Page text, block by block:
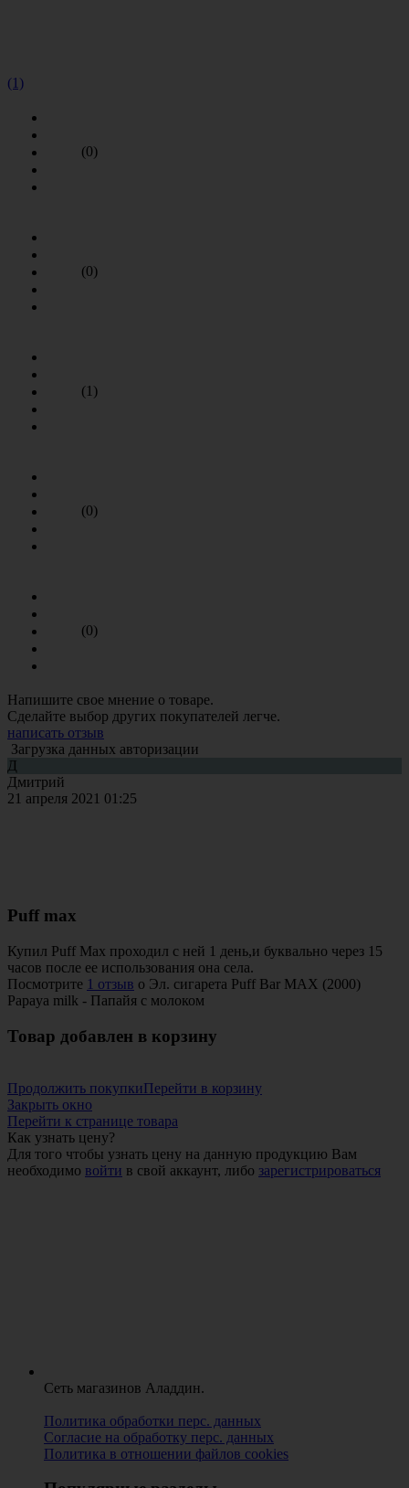
(1)
(0)
(0)
(1)
(0)
(0)
Напишите свое мнение о товаре.
Сделайте выбор других покупателей легче.
написать отзыв
Загрузка данных авторизации
Д
Дмитрий
21 апреля 2021 01:25
Puff max
Купил Puff Max проходил с ней 1 день,и буквально через 15
часов после ее использования она села.
Посмотрите 1 отзыв о Эл. сигарета Puff Bar MAX (2000)
Papaya milk - Папайя с молоком
Товар добавлен в корзину
Продолжить покупкиПерейти в корзину
Закрыть окно
Перейти к странице товара
Как узнать цену?
Для того чтобы узнать цену на данную продукцию Вам
необходимо войти в свой аккаунт, либо зарегистрироваться
Сеть магазинов Аладдин.
Политика обработки перс. данных
Согласие на обработку перс. данных
Политика в отношении файлов cookies